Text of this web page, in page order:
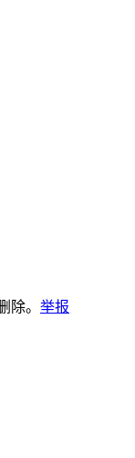
除。 举报